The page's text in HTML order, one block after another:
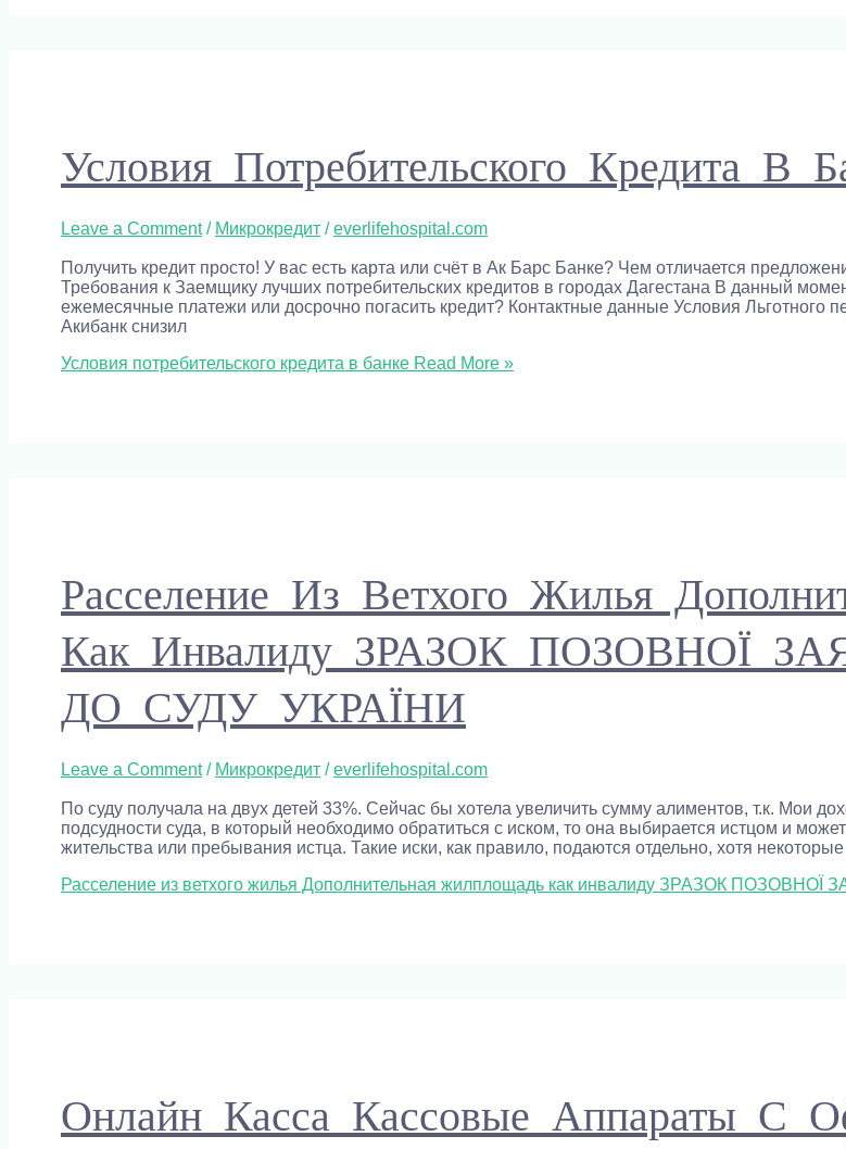
Условия Потребительского Кредита В
Leave a Comment / Микрокредит /everlifehospital.com
Получить кредит просто! У вас есть карта или счёт в Ак Барс Банке? Чем отличается
Требования к Заемщику лучших потребительских кредитов в городах Дагестана В данный
ежемесячные платежи или досрочно погасить кредит? Контактные данные Условия Льготного
Акибанк снизил
Условия потребительского кредита в банке Read More »
Расселение Из Ветхого Жилья
Как Инвалиду ЗРАЗОК ПОЗОВНОЇ
ДО СУДУ УКРАЇНИ
Leave a Comment / Микрокредит /everlifehospital.com
По суду получала на двух детей 33%. Сейчас бы хотела увеличить сумму алиментов, т.к. Мои
подсудности суда, в который необходимо обратиться с иском, то она выбирается истцом и
жительства или пребывания истца. Такие иски, как правило, подаются отдельно, хотя
Расселение из ветхого жилья Дополнительная жилплощадь как инвалиду ЗРАЗОК
Онлайн Касса Кассовые Аппараты С